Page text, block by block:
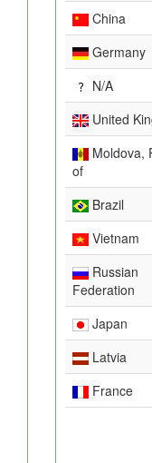
China
Germany
N/A
United
Moldova,
of
Brazil
Vietnam
Russian
Federation
Japan
Latvia
France